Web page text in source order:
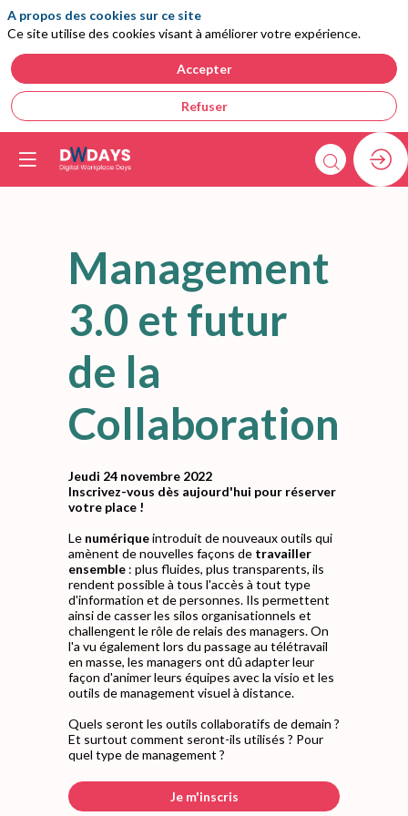
Management
3.0 et futur
de la
Collaboration
Jeudi 24 novembre 2022
Inscrivez-vous dès aujourd'hui pour réserver
votre place !
Le numériqueintroduit de nouveaux outils qui
amènent de nouvelles façons de travailler
ensemble : plus fluides, plus transparents, ils
rendent possible à tous l'accès à tout type
d'information et de personnes. Ils permettent
ainsi de casser les silos organisationnels et
challengent le rôle de relais des managers. On
l'a vu également lors du passage au télétravail
en masse, les managers ont dû adapter leur
façon d'animer leurs équipes avec la visio et les
outils de management visuel à distance.
Quels seront les outils collaboratifs de demain ?
Et surtout comment seront-ils utilisés ? Pour
quel type de management ?
Je m'inscris
A propos des cookies sur ce site
Ce site utilise des cookies visant à améliorer votre expérience.
Accepter
Refuser